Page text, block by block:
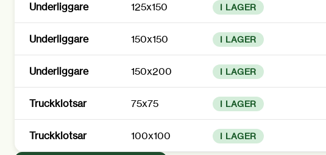
Underliggare 125x150 I LAGER
Underliggare 150x150 I LAGER
Underliggare 150x200 I LAGER
Truckklotsar 75x75 I LAGER
Truckklotsar 100x100 I LAGER